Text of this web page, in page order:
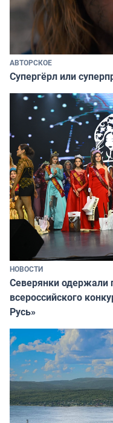
АВТОРСКОЕ
Супергёрл или
НОВОСТИ
Северянки одержали
всероссийского
Русь»